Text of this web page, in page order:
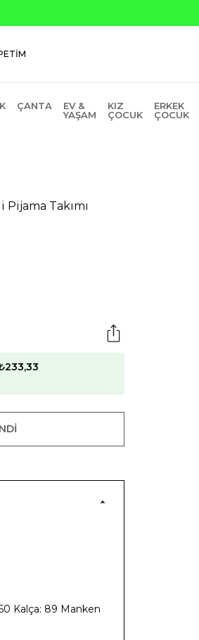
ÇANTA
EV &
YAŞAM
KIZ
ÇOCUK
ERKEK
ÇOCUK
Takımı
Kalça: 89 Manken